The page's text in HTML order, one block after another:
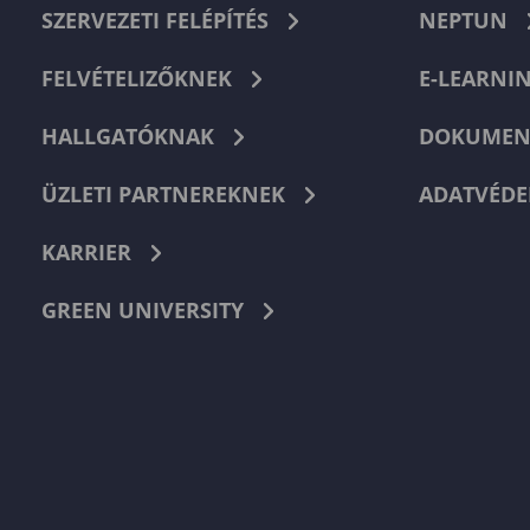
SZERVEZETI FELÉPÍTÉS
FELVÉTELIZŐKNEK
HALLGATÓKNAK
ÜZLETI PARTNEREKNEK
KARRIER
GREEN UNIVERSITY
NEPTUN
E-